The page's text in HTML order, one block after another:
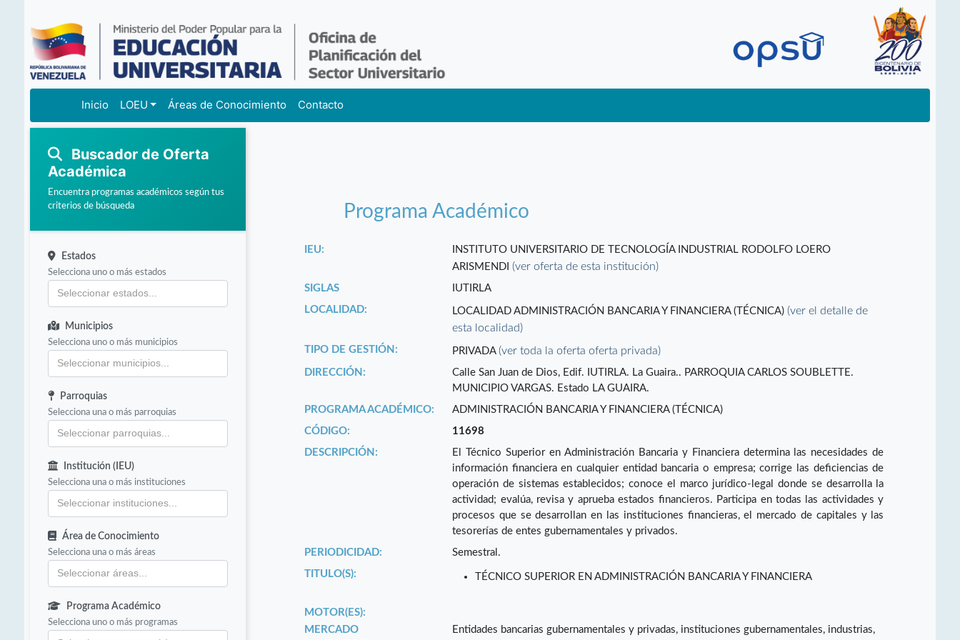
Inicio LOEU Áreas de Conocimiento Contacto
Buscador de Oferta
Académica
Encuentra programas académicos según tus
criterios de búsqueda
Estados
Selecciona uno o más estados
Municipios
Selecciona uno o más municipios
Parroquias
Selecciona una o más parroquias
Institución (IEU)
Selecciona una o más instituciones
Área de Conocimiento
Selecciona una o más áreas
Programa Académico
Selecciona uno o más programas
Programa Académico
IEU:
INSTITUTO UNIVERSITARIO DE TECNOLOGÍA INDUSTRIAL RODOLFO LOERO
ARISMENDI(ver oferta de esta institución)
SIGLAS
IUTIRLA
LOCALIDAD:
LOCALIDAD ADMINISTRACIÓN BANCARIA Y FINANCIERA (TÉCNICA)(ver el detalle de
esta localidad)
TIPO DE GESTIÓN: PRIVADA(ver toda la oferta oferta privada)
DIRECCIÓN:
Calle San Juan de Dios, Edif. IUTIRLA. La Guaira.. PARROQUIA CARLOS SOUBLETTE.
MUNICIPIO VARGAS. Estado LA GUAIRA.
PROGRAMA ACADÉMICO:
ADMINISTRACIÓN BANCARIA Y FINANCIERA (TÉCNICA)
CÓDIGO:
11698
DESCRIPCIÓN:
El Técnico Superior en Administración Bancaria y Financiera determina las necesidades de
información financiera en cualquier entidad bancaria o empresa; corrige las deficiencias de
operación de sistemas establecidos; conoce el marco jurídico-legal donde se desarrolla la
actividad; evalúa, revisa y aprueba estados financieros. Participa en todas las actividades y
procesos que se desarrollan en las instituciones financieras, el mercado de capitales y las
tesorerías de entes gubernamentales y privados.
PERIODICIDAD:
Semestral.
TITULO(S):
TÉCNICO SUPERIOR EN ADMINISTRACIÓN BANCARIA Y FINANCIERA
MOTOR(ES):
MERCADO
Entidades bancarias gubernamentales y privadas, instituciones gubernamentales, industrias,